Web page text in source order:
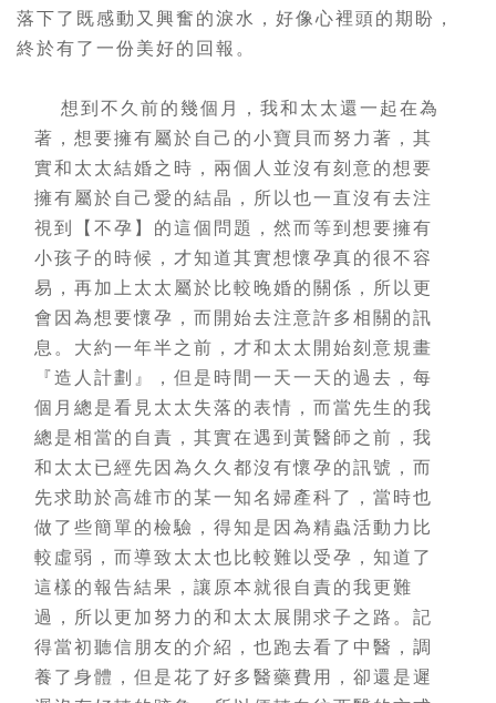
落下了既感動又興奮的淚水，好像心裡頭的期盼，
終於有了一份美好的回報。
想到不久前的幾個月，我和太太還一起在為
著，想要擁有屬於自己的小寶貝而努力著，其
實和太太結婚之時，兩個人並沒有刻意的想要
擁有屬於自己愛的結晶，所以也一直沒有去注
視到【不孕】的這個問題，然而等到想要擁有
小孩子的時候，才知道其實想懷孕真的很不容
易，再加上太太屬於比較晚婚的關係，所以更
會因為想要懷孕，而開始去注意許多相關的訊
息。大約一年半之前，才和太太開始刻意規畫
『造人計劃』，但是時間一天一天的過去，每
個月總是看見太太失落的表情，而當先生的我
總是相當的自責，其實在遇到黃醫師之前，我
和太太已經先因為久久都沒有懷孕的訊號，而
先求助於高雄市的某一知名婦產科了，當時也
做了些簡單的檢驗，得知是因為精蟲活動力比
較虛弱，而導致太太也比較難以受孕，知道了
這樣的報告結果，讓原本就很自責的我更難
過，所以更加努力的和太太展開求子之路。記
得當初聽信朋友的介紹，也跑去看了中醫，調
養了身體，但是花了好多醫藥費用，卻還是遲